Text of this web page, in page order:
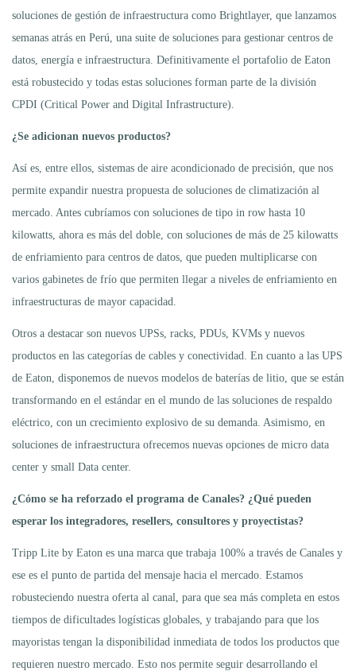
soluciones de gestión de infraestructura como Brightlayer, que lanzamos
semanas atrás en Perú, una suite de soluciones para gestionar centros de
datos, energía e infraestructura. Definitivamente el portafolio de Eaton
está robustecido y todas estas soluciones forman parte de la división
CPDI (Critical Power and Digital Infrastructure).
¿Se adicionan nuevos productos?
Así es, entre ellos, sistemas de aire acondicionado de precisión, que nos
permite expandir nuestra propuesta de soluciones de climatización al
mercado. Antes cubríamos con soluciones de tipo in row hasta 10
kilowatts, ahora es más del doble, con soluciones de más de 25 kilowatts
de enfriamiento para centros de datos, que pueden multiplicarse con
varios gabinetes de frío que permiten llegar a niveles de enfriamiento en
infraestructuras de mayor capacidad.
Otros a destacar son nuevos UPSs, racks, PDUs, KVMs y nuevos
productos en las categorías de cables y conectividad. En cuanto a las UPS
de Eaton, disponemos de nuevos modelos de baterías de litio, que se están
transformando en el estándar en el mundo de las soluciones de respaldo
eléctrico, con un crecimiento explosivo de su demanda. Asimismo, en
soluciones de infraestructura ofrecemos nuevas opciones de micro data
center y small Data center.
¿Cómo se ha reforzado el programa de Canales? ¿Qué pueden
esperar los integradores, resellers, consultores y proyectistas?
Tripp Lite by Eaton es una marca que trabaja 100% a través de Canales y
ese es el punto de partida del mensaje hacia el mercado. Estamos
robusteciendo nuestra oferta al canal, para que sea más completa en estos
tiempos de dificultades logísticas globales, y trabajando para que los
mayoristas tengan la disponibilidad inmediata de todos los productos que
requieren nuestro mercado. Esto nos permite seguir desarrollando el